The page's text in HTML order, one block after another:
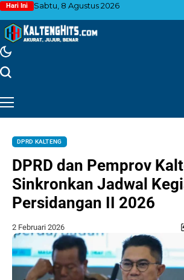
Hari Ini Sabtu, 8 Agustus 2026
DPRD KALTENG
DPRD dan Pemprov
Sinkronkan Jadwal
Persidangan II 2026
2 Februari 2026